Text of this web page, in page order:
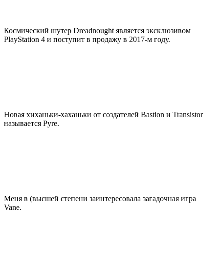
Космический шутер Dreadnought является эксклюзивом
PlayStation 4 и поступит в продажу в 2017-м году.
Новая хиханьки-хаханьки от создателей Bastion и Transistor
называется Pyre.
Меня в (высшей степени заинтересовала загадочная игра
Vane.